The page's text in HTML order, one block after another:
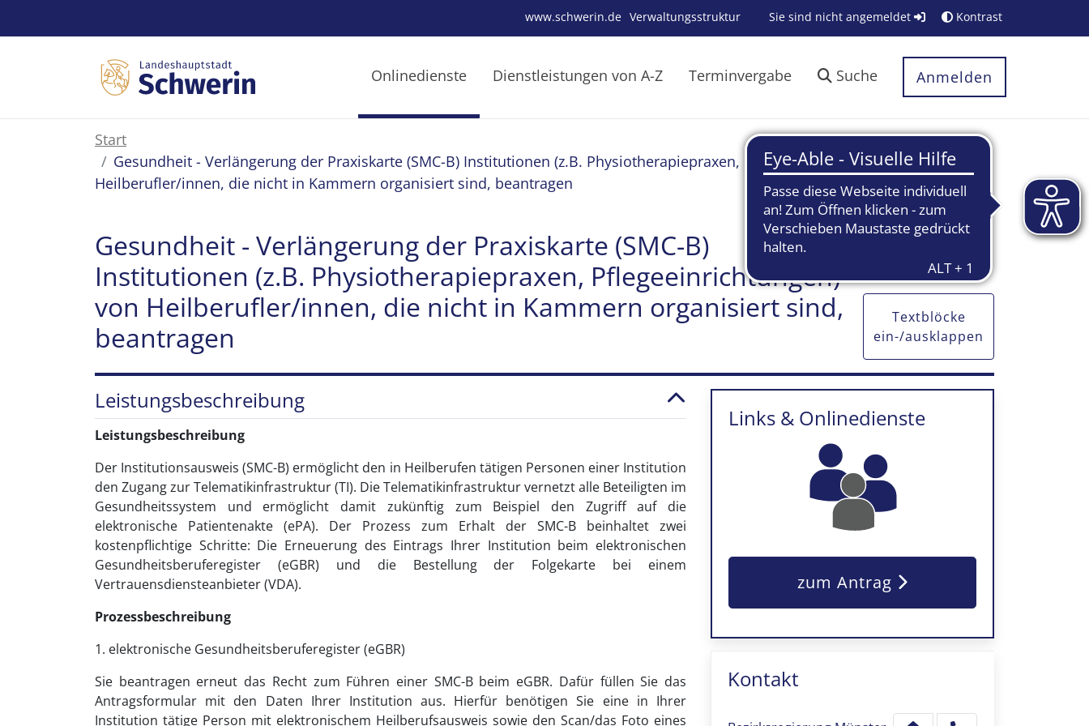
www.schwerin.de Verwaltungsstruktur Sie sind nicht angemeldet Kontrast
Onlinedienste Dienstleistungen von A-Z Terminvergabe Suche Anmelden
Start
Gesundheit - Verlängerung der Praxiskarte (SMC-B) Institutionen (z.B. Physiotherapiepraxen, Pflegeeinrichtungen) von
Heilberufler/innen, die nicht in Kammern organisiert sind, beantragen
Gesundheit - Verlängerung der Praxiskarte (SMC-B)
Institutionen (z.B. Physiotherapiepraxen, Pflegeeinrichtungen)
von Heilberufler/innen, die nicht in Kammern organisiert sind,
beantragen
Textblöcke
ein-/ausklappen
Leistungsbeschreibung
Leistungsbeschreibung
Der Institutionsausweis (SMC-B) ermöglicht den in Heilberufen tätigen Personen einer Institution
den Zugang zur Telematikinfrastruktur (TI). Die Telematikinfrastruktur vernetzt alle Beteiligten im
Gesundheitssystem und ermöglicht damit zukünftig zum Beispiel den Zugriff auf die
elektronische Patientenakte (ePA). Der Prozess zum Erhalt der SMC-B beinhaltet zwei
kostenpflichtige Schritte: Die Erneuerung des Eintrags Ihrer Institution beim elektronischen
Gesundheitsberuferegister (eGBR) und die Bestellung der Folgekarte bei einem
Vertrauensdiensteanbieter (VDA).
Prozessbeschreibung
1. elektronische Gesundheitsberuferegister (eGBR)
Sie beantragen erneut das Recht zum Führen einer SMC-B beim eGBR. Dafür füllen Sie das
Antragsformular mit den Daten Ihrer Institution aus. Hierfür benötigen Sie eine in Ihrer
Institution tätige Person mit elektronischem Heilberufsausweis sowie den Scan/das Foto eines
Links & Onlinedienste
zum Antrag
Kontakt